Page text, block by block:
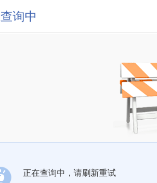
询中
正在查询中，请刷新重试